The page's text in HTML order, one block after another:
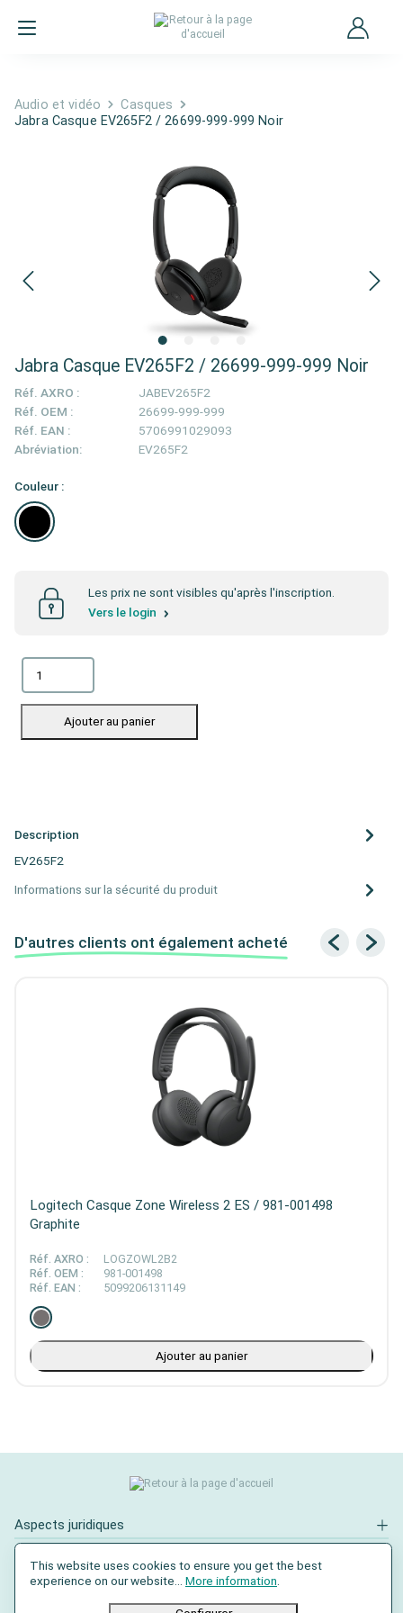
Audio et vidéo
Casques
Jabra Casque EV265F2 / 26699-999-999 Noir
Jabra Casque EV265F2 / 26699-999-999 Noir
Réf. AXRO :
JABEV265F2
Réf. OEM :
26699-999-999
Réf. EAN :
5706991029093
Abréviation:
EV265F2
Couleur :
Les prix ne sont visibles qu'après l'inscription.
Vers le login
Ajouter au panier
Description
EV265F2
Informations sur la sécurité du produit
D'autres clients ont également acheté
Logitech Casque Zone Wireless 2 ES / 981-001498
Graphite
Réf. AXRO :
LOGZOWL2B2
Réf. OEM :
981-001498
Réf. EAN :
5099206131149
Ajouter au panier
Aspects juridiques
Contact
This website uses cookies to ensure you get the best
experience on our website... More information